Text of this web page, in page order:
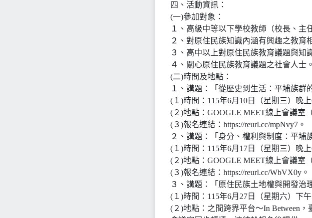
四、活動資訊：
(一)參加對象：
１、高級中等以下學校教師（校長、主
２、對原住民族知識內涵有興趣之教育
３、高中以上對原住民族教育議題與知
４、關心原住民族教育議題之社會人士。
(二)時間及地點：
１、講題：「從歷史到生活：平埔族群
(１)時間：115年6月10日（星期三）晚上
(２)地點：GOOGLE MEET線上會議室
(３)報名連結：https://reurl.cc/mpNvy7。
２、講題：「身分、權利與制度：平埔
(１)時間：115年6月17日（星期三）晚上
(２)地點：GOOGLE MEET線上會議室
(３)報名連結：https://reurl.cc/WbVX0y。
３、講題：「原住民族土地權與開發治
(１)時間：115年6月27日（星期六）下午
(２)地點：之間跨界平台～In Between